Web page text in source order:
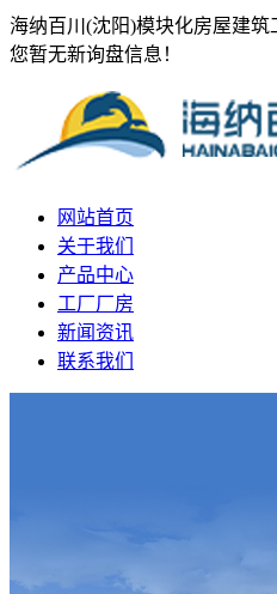
海纳百川(沈阳)模块化房屋建
您暂无新询盘信息！
网站首页
关于我们
产品中心
工厂厂房
新闻资讯
联系我们